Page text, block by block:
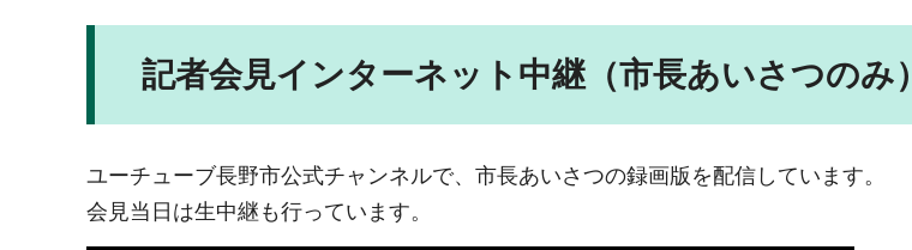
記者会見インターネット中継（市長あいさつのみ）
ユーチューブ長野市公式チャンネルで、市長あいさつの録画版を配信しています。
会見当日は生中継も行っています。